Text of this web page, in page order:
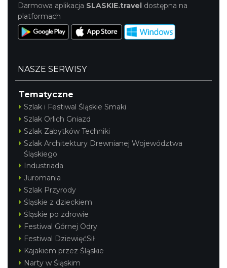
Darmowa aplikacja SLASKIE.travel dostępna na
platformach
NASZE SERWISY
Tematyczne
Szlak i Festiwal Śląskie Smaki
Szlak Orlich Gniazd
Szlak Zabytków Techniki
Szlak Architektury Drewnianej Województwa
Śląskiego
Industriada
Juromania
Szlak Przyrody
Śląskie z dzieckiem
Śląskie po zdrowie
Festiwal Górnej Odry
Festiwal DziewięćSił
Kajakiem przez Śląskie
Narty w Śląskim